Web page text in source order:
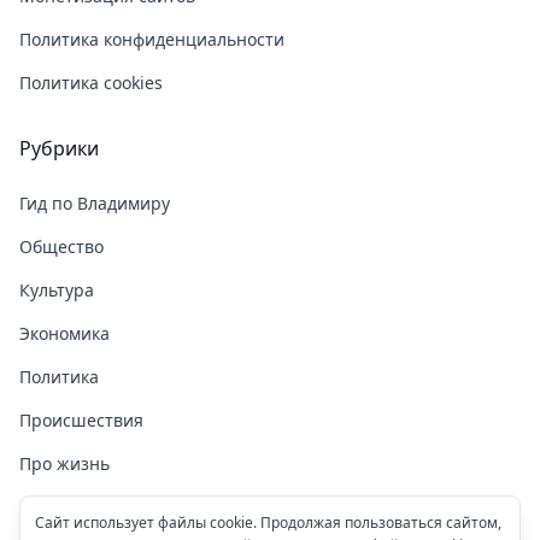
Политика конфиденциальности
Политика cookies
Рубрики
Гид по Владимиру
Общество
Культура
Экономика
Политика
Происшествия
Про жизнь
Здоровье
Сайт использует файлы cookie. Продолжая пользоваться сайтом,